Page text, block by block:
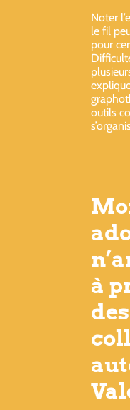
Noter
le fil
pour
outils
à